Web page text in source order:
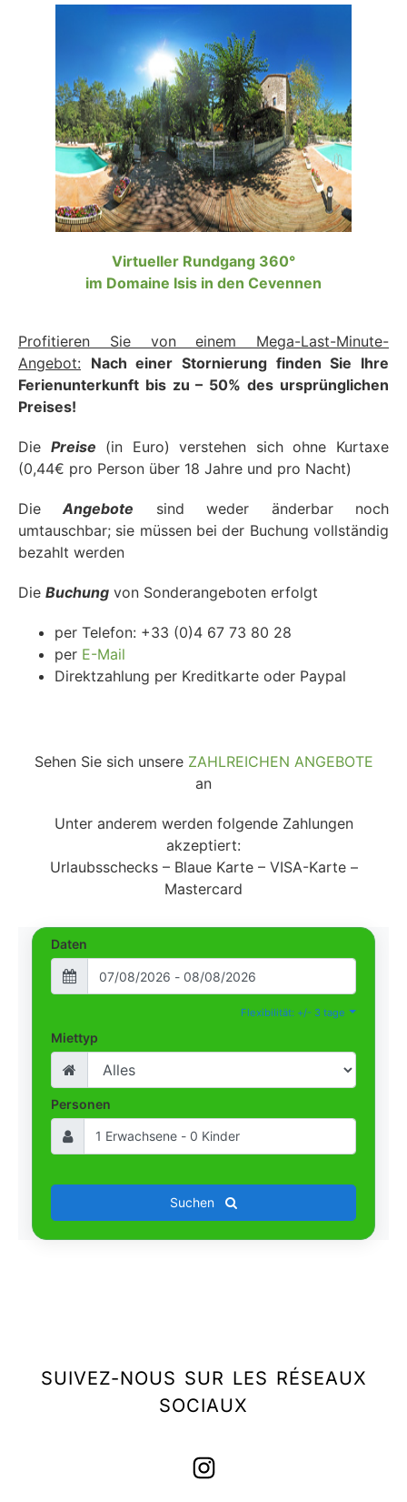
Virtueller Rundgang 360°
im Domaine Isis in den Cevennen
Profitieren Sie von einem Mega-Last-Minute-
Angebot:
Nach einer Stornierung finden Sie Ihre
Ferienunterkunft bis zu – 50% des ursprünglichen
Preises!
Die Preise (in Euro) verstehen sich ohne Kurtaxe
(0,44€ pro Person über 18 Jahre und pro Nacht)
DieAngebote sind weder änderbar noch
umtauschbar; sie müssen bei der Buchung vollständig
bezahlt werden
Die Buchung von Sonderangeboten erfolgt
per Telefon: +33 (0)4 67 73 80 28
per E-Mail
Direktzahlung per Kreditkarte oder Paypal
Sehen Sie sich unsere ZAHLREICHEN ANGEBOTE
an
Unter anderem werden folgende Zahlungen
akzeptiert:
Urlaubsschecks – Blaue Karte – VISA-Karte –
Mastercard
Daten
Flexibilität: +/- 3 tage
Miettyp
Personen
Suchen
SUIVEZ-NOUS SUR LES RÉSEAUX
SOCIAUX